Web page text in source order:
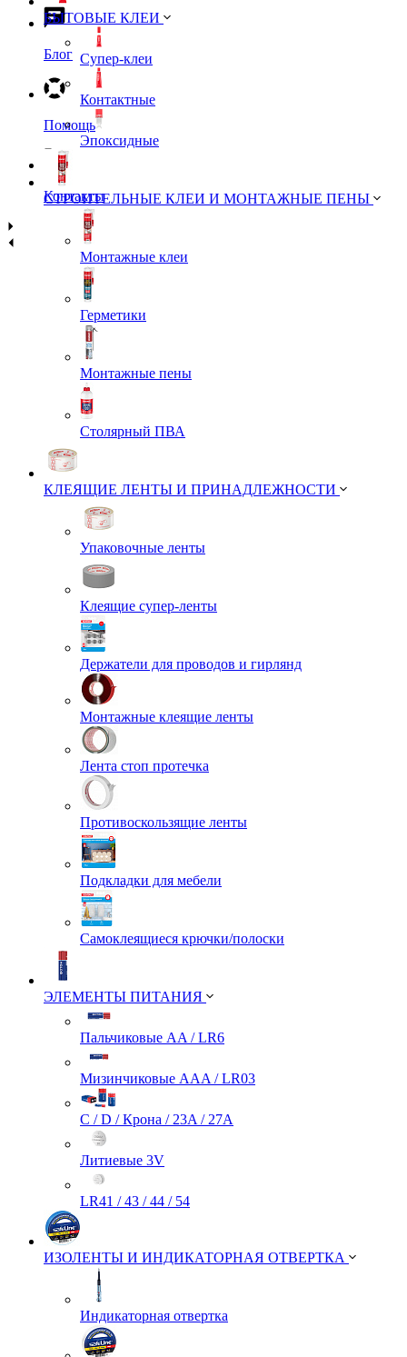
Блог
Помощь
Контакты
БЫТОВЫЕ КЛЕИ
Супер-клеи
Контактные
Эпоксидные
СТРОИТЕЛЬНЫЕ КЛЕИ И МОНТАЖНЫЕ ПЕНЫ
Монтажные клеи
Герметики
Монтажные пены
Столярный ПВА
КЛЕЯЩИЕ ЛЕНТЫ И ПРИНАДЛЕЖНОСТИ
Упаковочные ленты
Клеящие супер-ленты
Держатели для проводов и гирлянд
Монтажные клеящие ленты
Лента стоп протечка
Противоскользящие ленты
Подкладки для мебели
Самоклеящиеся крючки/полоски
ЭЛЕМЕНТЫ ПИТАНИЯ
Пальчиковые AA / LR6
Мизинчиковые AAA / LR03
C / D / Крона / 23A / 27A
Литиевые 3V
LR41 / 43 / 44 / 54
ИЗОЛЕНТЫ И ИНДИКАТОРНАЯ ОТВЕРТКА
Индикаторная отвертка